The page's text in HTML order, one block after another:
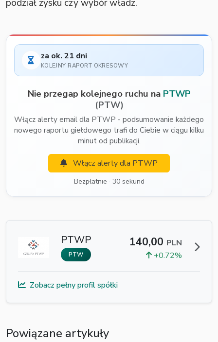
podział zysku czy wybór władz.
za ok. 21 dni
KOLEJNY RAPORT OKRESOWY
Nie przegap kolejnego ruchu na PTWP
(PTW)
Włącz alerty email dla PTWP - podsumowanie każdego
nowego raportu giełdowego trafi do Ciebie w ciągu kilku
minut od publikacji.
Włącz alerty dla PTWP
Bezpłatnie · 30 sekund
PTWP
PTW
140,00 PLN
+0.72%
Zobacz pełny profil spółki
Powiązane artykuły